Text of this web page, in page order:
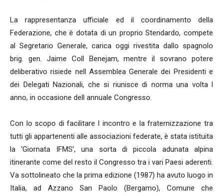
La rappresentanza ufficiale ed il coordinamento della
Federazione, che è dotata di un proprio Stendardo, compete
al Segretario Generale, carica oggi rivestita dallo spagnolo
brig. gen. Jaime Coll Benejam, mentre il sovrano potere
deliberativo risiede nell Assemblea Generale dei Presidenti e
dei Delegati Nazionali, che si riunisce di norma una volta l
anno, in occasione dell annuale Congresso.
Con lo scopo di facilitare l incontro e la fraternizzazione tra
tutti gli appartenenti alle associazioni federate, è stata istituita
la ‘Giornata IFMS’, una sorta di piccola adunata alpina
itinerante come del resto il Congresso tra i vari Paesi aderenti.
Va sottolineato che la prima edizione (1987) ha avuto luogo in
Italia, ad Azzano San Paolo (Bergamo), Comune che